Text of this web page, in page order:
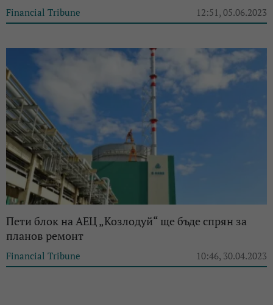
Financial Tribune 12:51, 05.06.2023
Пети блок на АЕЦ „Козлодуй“ ще бъде спрян за
планов ремонт
Financial Tribune 10:46, 30.04.2023